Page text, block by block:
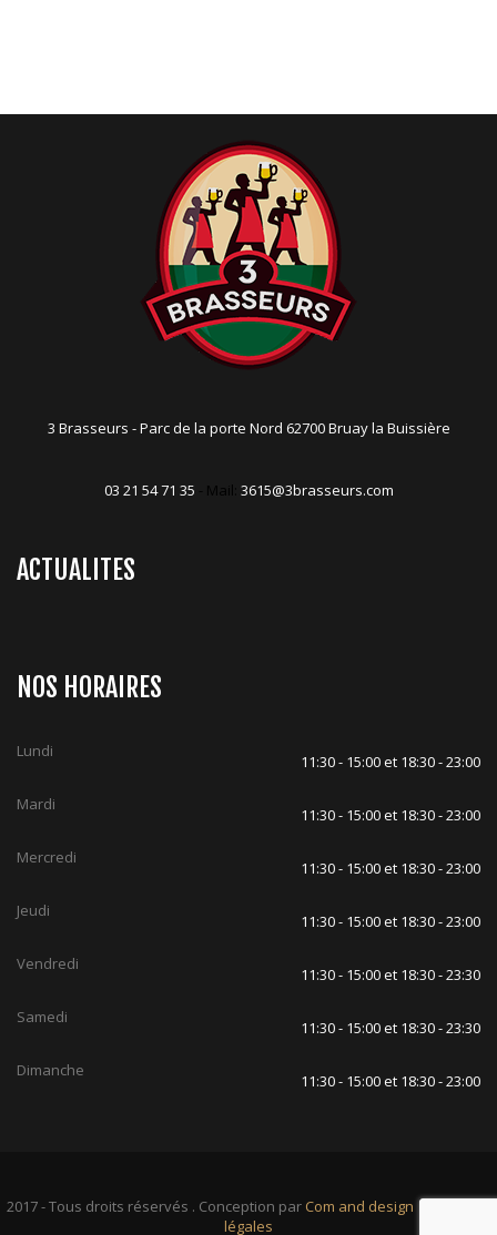
o
3 Brasseurs - Parc de la porte Nord 62700 Bruay la Buissière
03 21 54 71 35 - Mail: 3615@3brasseurs.com
ACTUALITES
NOS HORAIRES
Lundi
11:30 - 15:00 et 18:30 - 23:00
Mardi
11:30 - 15:00 et 18:30 - 23:00
Mercredi
11:30 - 15:00 et 18:30 - 23:00
Jeudi
11:30 - 15:00 et 18:30 - 23:00
Vendredi
11:30 - 15:00 et 18:30 - 23:30
Samedi
11:30 - 15:00 et 18:30 - 23:30
Dimanche
11:30 - 15:00 et 18:30 - 23:00
2017 - Tous droits réservés . Conception par Com and design |
légales